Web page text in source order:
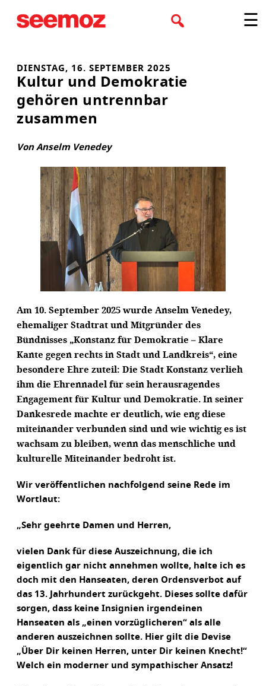
Inhalt
☰
DIENSTAG, 16. SEPTEMBER 2025
Kultur und Demokratie
gehören untrennbar
zusammen
Von Anselm Venedey
Am 10. September 2025 wurde Anselm Venedey,
ehemaliger Stadtrat und Mitgründer des
Bündnisses „Konstanz für Demokratie – Klare
Kante gegen rechts in Stadt und Landkreis“, eine
besondere Ehre zuteil: Die Stadt Konstanz verlieh
ihm die Ehrennadel für sein herausragendes
Engagement für Kultur und Demokratie. In seiner
Dankesrede machte er deutlich, wie eng diese
miteinander verbunden sind und wie wichtig es ist
wachsam zu bleiben, wenn das menschliche und
kulturelle Miteinander bedroht ist.
Wir veröffentlichen nachfolgend seine Rede im
Wortlaut:
„Sehr geehrte Damen und Herren,
vielen Dank für diese Auszeichnung, die ich
eigentlich gar nicht annehmen wollte, halte ich es
doch mit den Hanseaten, deren Ordensverbot auf
das 13. Jahrhundert zurückgeht. Dieses sollte dafür
sorgen, dass keine Insignien irgendeinen
Hanseaten als „einen vorzüglicheren“ als alle
anderen auszeichnen sollte. Hier gilt die Devise
„Über Dir keinen Herren, unter Dir keinen Knecht!“
Welch ein moderner und sympathischer Ansatz!